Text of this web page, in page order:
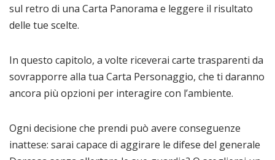
sul retro di una Carta Panorama e leggere il risultato
delle tue scelte.
In questo capitolo, a volte riceverai carte trasparenti da
sovrapporre alla tua Carta Personaggio, che ti daranno
ancora più opzioni per interagire con l’ambiente.
Ogni decisione che prendi può avere conseguenze
inattese: sarai capace di aggirare le difese del generale